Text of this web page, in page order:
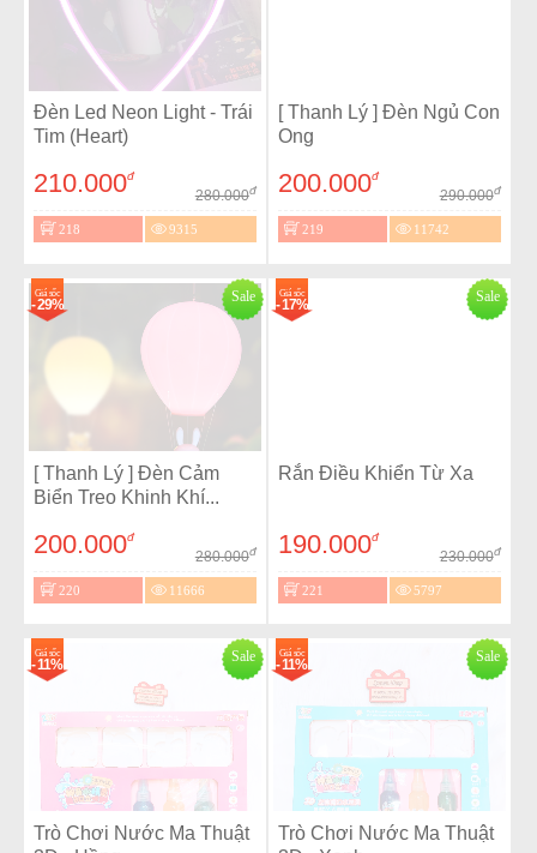
Đèn Led Neon Light - Trái
Tim (Heart)
210.000đ
280.000đ
218 9315
[ Thanh Lý ] Đèn Ngủ Con
Ong
200.000đ
290.000đ
219 11742
Sale
Giá sốc
- 29%
[ Thanh Lý ] Đèn Cảm
Biển Treo Khinh Khí...
200.000đ
280.000đ
220 11666
Sale
Giá sốc
- 17%
Rắn Điều Khiển Từ Xa
190.000đ
230.000đ
221 5797
Sale
Giá sốc
- 11%
Trò Chơi Nước Ma Thuật
Sale
Giá sốc
- 11%
Trò Chơi Nước Ma Thuật